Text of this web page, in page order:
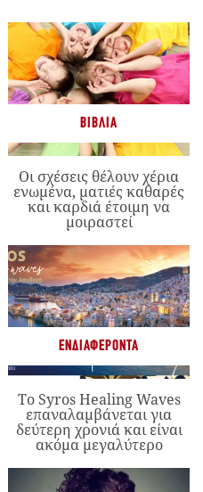
ΒΙΒΛΊΑ
Οι σχέσεις θέλουν χέρια
ενωμένα, ματιές καθαρές
και καρδιά έτοιμη να
μοιραστεί
ΕΝΔΙΑΦΈΡΟΝΤΑ
Το Syros Healing Waves
επαναλαμβάνεται για
δεύτερη χρονιά και είναι
ακόμα μεγαλύτερο